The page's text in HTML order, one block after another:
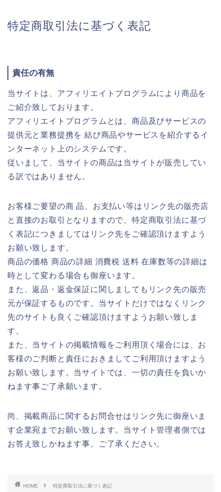
特定商取引法に基づく表記
責任の有無
当サイトは、アフィリエイトプログラムにより商品を
ご紹介致しております。
アフィリエイトプログラムとは、商品及びサービスの
提供元と業務提携を 結び商品やサービスを紹介するイ
ンターネット上のシステムです。
従いまして、当サイトの商品は当サイトが販売してい
る訳ではありません。
お客様ご要望の商 品、お支払い等はリンク先の販売店
と直接のお取引となりますので、特定商取引法に基づ
く表記につきましてはリンク先をご確認頂けますよう
お願い致します。
商品の価格 商品の詳細 消費税 送料 在庫数等の詳細は
時として変わる場合も御座います。
また、返品・返金保証に関しましてもリンク先の販売
元が保証するものです。当サイトだけではなくリンク
先のサイトも良くご確認頂けますようお願い致しま
す。
また、当サイトの掲載情報をご利用頂く場合には、お
客様のご判断と責任におきましてご利用頂けますよう
お願い致します。当サイトでは、一切の責任を負いか
ねます事ご了承願います。
尚、掲載商品に関するお問合せはリンク先に御座いま
す企業宛までお願い致します。当サイト管理者側では
お答え致しかねます事、ご了承ください。
HOME 特定商取引法に基づく表記